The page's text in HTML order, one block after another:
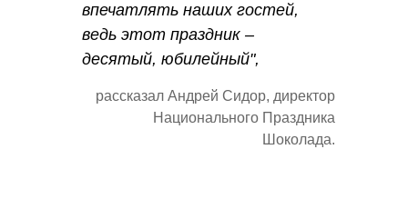
впечатлять наших гостей,
ведь этот праздник –
десятый, юбилейный",
рассказал Андрей Сидор, директор
Национального Праздника
Шоколада.